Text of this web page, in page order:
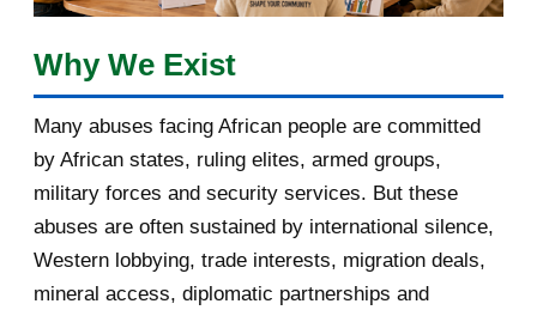
March 2018 2
February 2018
January 2018
March 2017 1
February 2017
Why We Exist
Many abuses facing African people are committed
by African states, ruling elites, armed groups,
military forces and security services. But these
abuses are often sustained by international silence,
Western lobbying, trade interests, migration deals,
mineral access, diplomatic partnerships and